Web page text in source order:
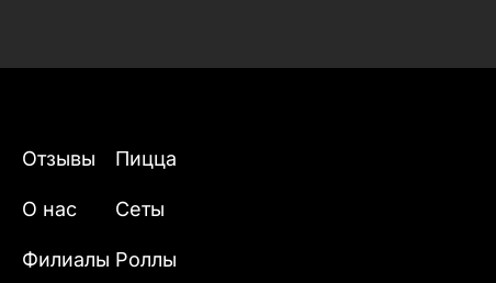
Отзывы
О нас
Филиалы
Пицца
Сеты
Роллы